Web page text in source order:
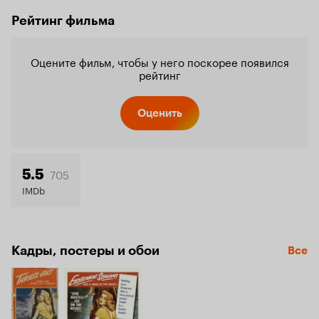
Рейтинг фильма
Оцените фильм, чтобы у него поскорее появился
рейтинг
Оценить
5.5 705
IMDb
Кадры, постеры и обои Все